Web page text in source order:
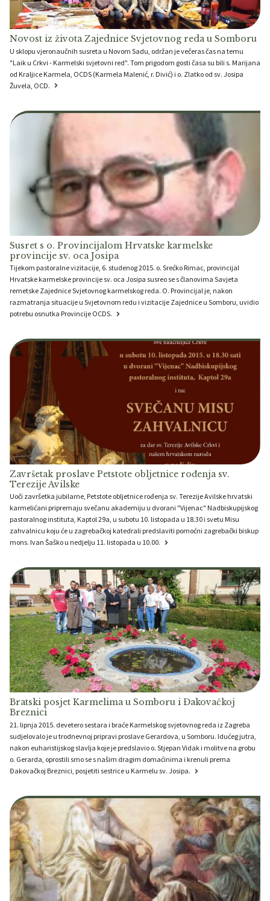
Novost iz života Zajednice Svjetovnog reda u Somboru
U sklopu vjeronaučnih susreta u Novom Sadu, održan je večeras čas na temu
"Laik u Crkvi - Karmelski svjetovni red". Tom prigodom gosti časa su bili s. Marijana
od Kraljice Karmela, OCDS (Karmela Malenić, r. Divić) i o. Zlatko od sv. Josipa
Žuvela, OCD.
Susret s o. Provincijalom Hrvatske karmelske
provincije sv. oca Josipa
Tijekom pastoralne vizitacije, 6. studenog 2015. o. Srećko Rimac, provincijal
Hrvatske karmelske provincije sv. oca Josipa susreo se s članovima Savjeta
remetske Zajednice Svjetovnog karmelskog reda. O. Provincijal je, nakon
razmatranja situacije u Svjetovnom redu i vizitacije Zajednice u Somboru, uvidio
potrebu osnutka Provincije OCDS.
Završetak proslave Petstote obljetnice rođenja sv.
Terezije Avilske
Uoči završetka jubilarne, Petstote obljetnice rođenja sv. Terezije Avilske hrvatski
karmelićani pripremaju svečanu akademiju u dvorani "Vijenac" Nadbiskupijskog
pastoralnog instituta, Kaptol 29a, u subotu 10. listopada u 18.30 i svetu Misu
zahvalnicu koju će u zagrebačkoj katedrali predslaviti pomoćni zagrebački biskup
mons. Ivan Šaško u nedjelju 11. listopada u 10.00.
Bratski posjet Karmelima u Somboru i Đakovačkoj
Breznici
21. lipnja 2015. devetero sestara i braće Karmelskog svjetovnog reda iz Zagreba
sudjelovalo je u trodnevnoj pripravi proslave Gerardova, u Somboru. Idućeg jutra,
nakon euharistijskog slavlja koje je predslavio o. Stjepan Vidak i molitve na grobu
o. Gerarda, oprostili smo se s našim dragim domaćinima i krenuli prema
Đakovačkoj Breznici, posjetiti sestrice u Karmelu sv. Josipa.